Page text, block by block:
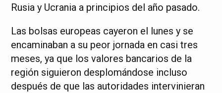
Rusia y Ucrania a principios del año pasado.
Las bolsas europeas cayeron el lunes y se
encaminaban a su peor jornada en casi tres
meses, ya que los valores bancarios de la
región siguieron desplomándose incluso
después de que las autoridades intervinieran